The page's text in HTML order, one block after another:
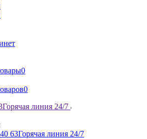
0
0
Горячая линия 24/7
63Горячая линия 24/7